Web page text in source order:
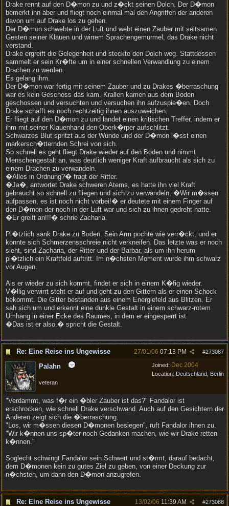
Drake rennt auf den D�mon zu und z�ckt seinen Dolch. Der D�mon
bemerkt ihn aber und fliegt noch einmal mal den Angriffen der anderen
davon um auf Drake los zu gehen.
Der D�mon schwebte in der Luft und webt einen Zauber mit seltsamen
Gesten seiner Klauen und wirrem Sprachengemurmel, das Drake nicht
verstand.
Drake ergreift die Gelegenheit und steckte den Dolch weg. Stattdessen
sammelt er sein Kr�fte um in einer schnellen Verwandlung zu einem
Drachen zu werden.
Es gelang ihm.
Der D�mon war fertig mit seinem Zauber und zu Drakes �berraschung
war es kein Geschoss das kam. Krallen kamen aus dem Boden
geschossen und versuchten und versuchen ihn aufzuspie�en. Doch
Drake schafft es noch rechtzeitig ihnen auszuweichen.
Er fliegt auf den D�mon zu und landet einen kritischen Treffer, indem er
ihm mit seiner Klauenhand den Oberk�rper aufschlitzt.
Schwarzes Blut spritzt aus der Wunde und der D�mon l�sst einen
markersch�tternden Schrei von sich.
So schnell es geht fliegt Drake wieder auf den Boden und nimmt
Menschengestalt an, was deutlich weniger Kraft aufbraucht als sich zu
einem Drachen zu verwandeln.
�Alles in Ordnung?� fragt der Ritter.
�Ja�, antwortet Drake schweren Atems, es hatte ihn viel Kraft
gebraucht so schnell zu fliegen und sich zu verwandeln, �Wir m�ssen
aufpassen, es ist noch nicht vorbei!� er deutete mit einem Finger auf
den D�mon der noch in der Luft war und sich zu ihnen gedreht hatte.
�Er greift an!!!� schrie Zacharia.
Pl�tzlich sank Drake zu Boden. Sein Arm pochte wie verr�ckt, und er
konnte sich Schmerzensschreie nicht verkneifen. Das letzte was er noch
sieht, sind Zacharia, der Ritter und der Barbar, als um ihn herum
pl�tzlich ein Kraftfeld auftritt. Im n�chsten Moment wurde ihm schwarz
vor Augen.
Als er wieder zu sich kommt, findet er sich in einem K�fig wieder.
V�llig verwirrt steht er auf und geht zu den Gittern als er einen Schock
bekommt. Die Gitter bestanden aus einem Energiefeld aus Blitzen. Er
sah sich um und erkennt eine dunkle Gestalt in einem schwarz-rotem
Umhang in einer Ecke des Raumes, in dem er eingesperrt ist.
�Das ist er also.� spricht die Gestalt.
Re: Eine Reise ins Ungewisse #273087
27/01/06 07:13 PM
Joined: Dec 2004
Location: Deutschland, Berlin
Palahn
veteran
"Verdammt, was f�r ein �bler Zauber ist das?" Fandalor ist
erschrocken, wie schnell Drake verschwand. Auch auf den Gesichtern der
Anderen zeigt sich die �berraschung.
"Los, wir m�ssen diesen D�monen besiegen", ruft Fandalor ihnen zu.
"Wir k�nnen uns sp�ter noch Gedanken machen, wie wir Drake retten
k�nnen."
Soglecht schwingt Fandalor sein Schwert und st�rmt, darauf bedacht,
dem D�monen kein zu gutes Ziel zu geben, von einer Deckung zur
n�chsten, um dann den D�mon anzugrefen.
Re: Eine Reise ins Ungewisse #273088
13/02/06 11:39 AM